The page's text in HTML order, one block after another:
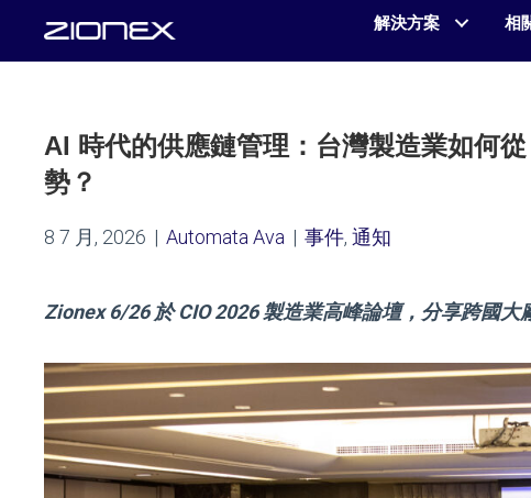
解決方案 相
AI 時代的供應鏈管理：台灣製造業如何
勢？
8 7 月, 2026 | Automata Ava | 事件, 通知
Zionex 6/26 於 CIO 2026 製造業高峰論壇，分享跨國大